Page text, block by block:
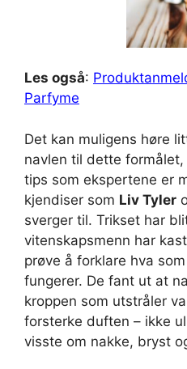
Les også:
Parfyme
Det kan muligens høre
navlen til dette
tips som ekspertene er
kjendiser som Liv Tyler
sverger til. Trikset har
vitenskapsmenn har
prøve å forklare hva
fungerer. De fant ut at
kroppen som utstråler
forsterke duften – ikke
visste om nakke, bryst